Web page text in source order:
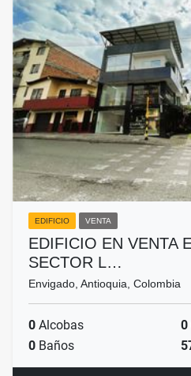
EDIFICIO VENTA
EDIFICIO EN VENTA
SECTOR L…
Envigado, Antioquia, Colombia
0 Alcobas 0
0 Baños